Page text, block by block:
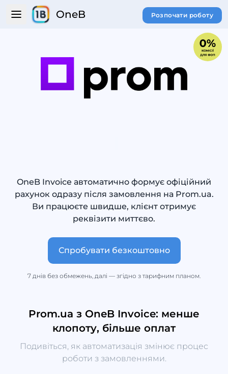
OneB Розпочати роботу
OneB Invoice автоматично формує офіційний
рахунок одразу після замовлення на Prom.ua.
Ви працюєте швидше, клієнт отримує
реквізити миттєво.
Спробувати безкоштовно
7 днів без обмежень, далі — згідно з тарифним планом.
Prom.ua з OneB Invoice: менше
клопоту, більше оплат
Подивіться, як автоматизація змінює процес
роботи з замовленнями.